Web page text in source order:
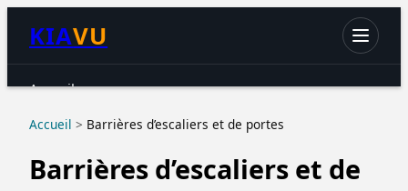
KIAVU
Accueil
Chats
Petits animaux
Accueil > Barrières d’escaliers et de portes
Barrières d’escaliers et de